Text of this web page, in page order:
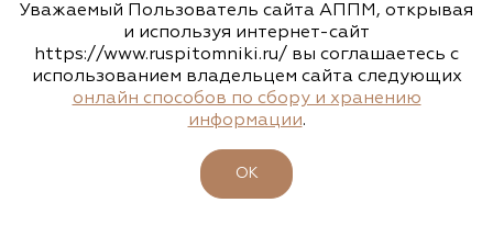
Питомник
Тульская область, Венёвский р-н, село
Борщевое, улица Лесная, д. 13
Уважаемый Пользователь сайта АППМ, открывая
и используя интернет-сайт
https://www.ruspitomniki.ru/ вы соглашаетесь с
использованием владельцем сайта следующих
онлайн способов по сбору и хранению
информации.
ОК